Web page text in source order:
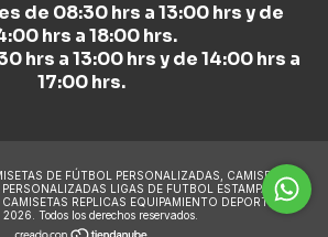
de 08:30 hrs a 13:00 hrs y de
hrs a 18:00 hrs.
hrs a 13:00 hrs y de 14:00 hrs a
17:00 hrs.
DE FÚTBOL PERSONALIZADAS, CAMISETAS
LIGAS DE FUTBOL ESTAMPADO DE
REPLICAS EQUIPAMIENTO DEPORTIVO y
Todos los derechos reservados.